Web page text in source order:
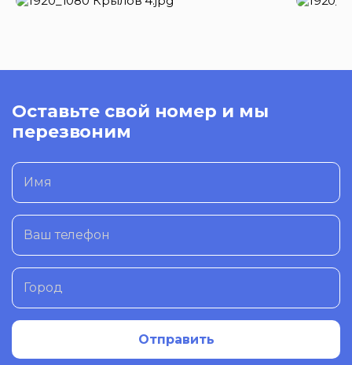
Оставьте свой номер и мы
перезвоним
Имя
Ваш телефон
Город
Отправить